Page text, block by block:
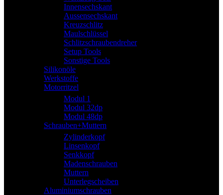
Innensechskant
Aussensechskant
Kreuzschlitz
Maulschlüssel
Schlitzschraubendreher
Setup Tools
Sonstige Tools
Silikonöle
Werkstoffe
Motorritzel
Modul 1
Modul 32dp
Modul 48dp
Schrauben+Muttern
Zylinderkopf
Linsenkopf
Senkkopf
Madenschrauben
Muttern
Unterlegscheiben
Aluminiumschrauben